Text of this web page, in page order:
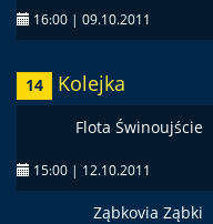
16:00 | 09.10.2011
14 Kolejka
Flota Świnoujście
15:00 | 12.10.2011
Ząbkovia Ząbki